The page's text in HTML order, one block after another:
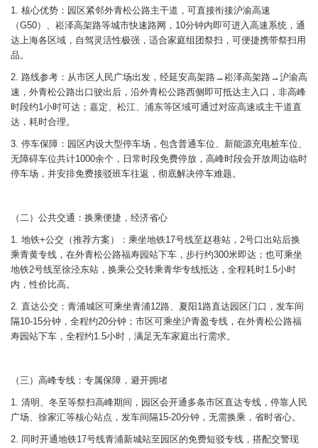
1. 核心优势：园区紧邻外青松公路主干道，可直接衔接沪渝高速
（G50）、崧泽高架路等城市快速路网，10分钟内即可进入高速系统，通
达上海各区域，自驾灵活性极强，适合家庭组团祭扫，可便捷携带祭扫用
品。
2. 路线参考：从市区人民广场出发，经延安高架路→崧泽高架路→沪渝高
速，外青松公路出口驶出后，沿外青松公路西侧即可抵达主入口，非高峰
时段约1小时可达；嘉定、松江、浦东等区域可通过对应高速或主干道直
达，耗时合理。
3. 停车保障：园区内设大型停车场，包含普通车位、新能源充电桩车位、
无障碍车位共计1000余个，日常时段免费停放，高峰时段会开放周边临时
停车场，并安排免费接驳班车往返，彻底解决停车难题。
（二）公共交通：换乘便捷，经济省心
1. 地铁+公交（推荐方案）：乘坐地铁17号线至赵巷站，2号口出站后换
乘青黄专线，在外青松公路福寿园站下车，步行约300米即达；也可乘坐
地铁2号线至徐泾东站，换乘公交转乘青华专线抵达，全程耗时1.5小时
内，性价比高。
2. 直达公交：青浦城区可乘坐青浦12路、夏阳1路直达园区门口，发车间
隔10-15分钟，全程约20分钟；市区可乘坐沪青盈专线，在外青松公路福
寿园站下车，全程约1.5小时，满足无车家庭出行需求。
（三）高峰专线：专属保障，避开拥堵
1. 清明、冬至等祭扫高峰期间，园区会开通多条市区直达专线，停靠人民
广场、徐家汇等核心站点，发车间隔15-20分钟，无需换乘，省时省心。
2. 同时开通地铁17号线青浦新城站至园区的免费短驳专线，搭配交警现